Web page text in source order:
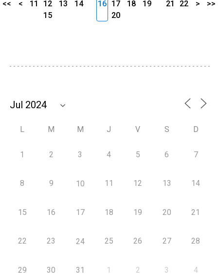
<< < 11 12 13
14
15
16 17 18
19
20
21 22 > >>
L M M J V S D
1 2 3 4 5 6 7
8 9 10 11 12 13 14
15 16 17 18 19 20 21
22 23 24 25 26 27 28
29 30 31 1 2 3 4